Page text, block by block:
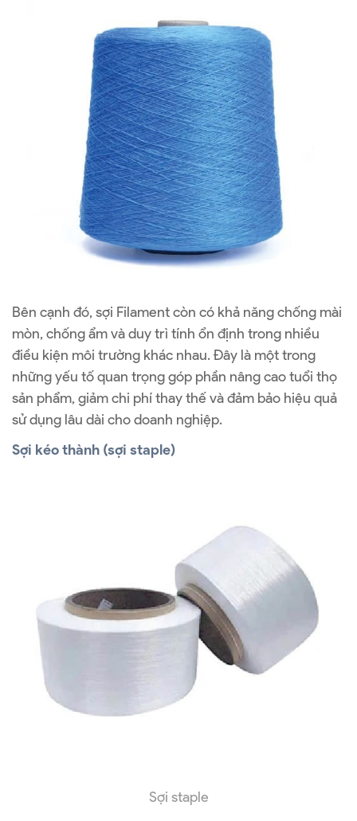
Bên cạnh đó, sợi Filament còn có khả năng chống mài
mòn, chống ẩm và duy trì tính ổn định trong nhiều
điều kiện môi trường khác nhau. Đây là một trong
những yếu tố quan trọng góp phần nâng cao tuổi thọ
sản phẩm, giảm chi phí thay thế và đảm bảo hiệu quả
sử dụng lâu dài cho doanh nghiệp.
Sợi kéo thành (sợi staple)
Sợi staple